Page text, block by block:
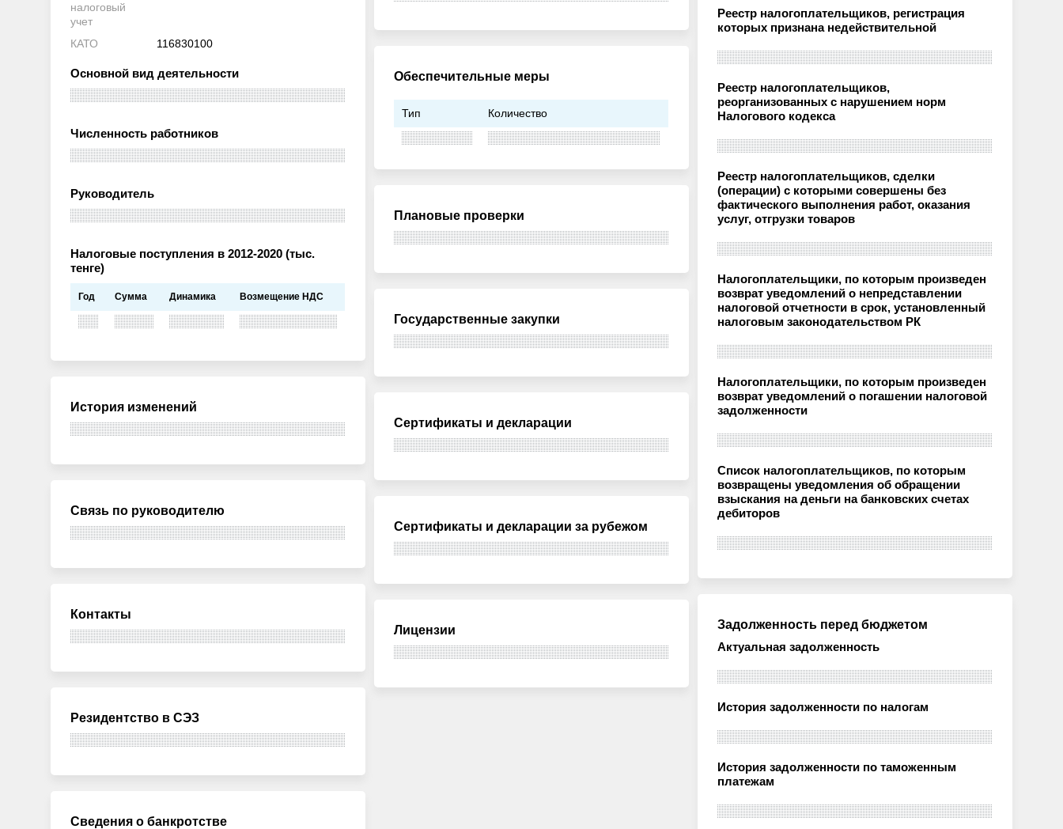
налоговый
учет
КАТО 116830100
Основной вид деятельности
Численность работников
Руководитель
Налоговые поступления в 2012-2020 (тыс.
тенге)
Год Сумма Динамика Возмещение НДС
История изменений
Связь по руководителю
Контакты
Резидентство в СЭЗ
Сведения о банкротстве
Обеспечительные меры
Тип Количество
Плановые проверки
Государственные закупки
Сертификаты и декларации
Сертификаты и декларации за рубежом
Лицензии
Реестр налогоплательщиков, регистрация
которых признана недействительной
Реестр налогоплательщиков,
реорганизованных с нарушением норм
Налогового кодекса
Реестр налогоплательщиков, сделки
(операции) с которыми совершены без
фактического выполнения работ, оказания
услуг, отгрузки товаров
Налогоплательщики, по которым произведен
возврат уведомлений о непредставлении
налоговой отчетности в срок, установленный
налоговым законодательством РК
Налогоплательщики, по которым произведен
возврат уведомлений о погашении налоговой
задолженности
Список налогоплательщиков, по которым
возвращены уведомления об обращении
взыскания на деньги на банковских счетах
дебиторов
Задолженность перед бюджетом
Актуальная задолженность
История задолженности по налогам
История задолженности по таможенным
платежам